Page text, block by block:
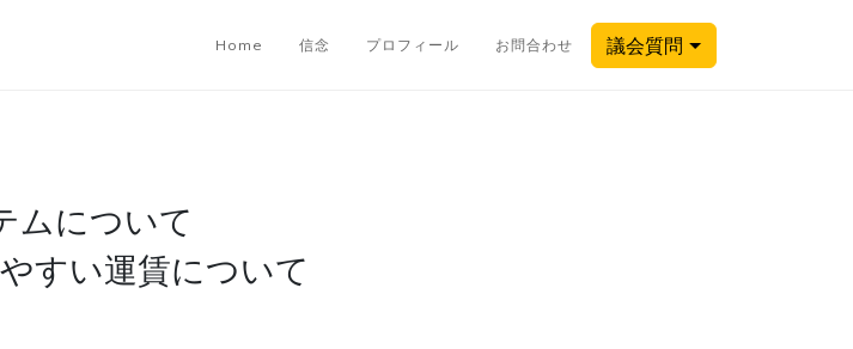
Home 信念 プロフィール お問合わせ 議会質問
ムについて
すい運賃について